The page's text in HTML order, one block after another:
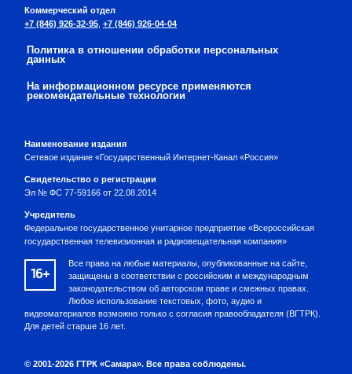
Коммерческий отдел
+7 (846) 926-32-95 +7 (846) 926-04-04
Политика в отношении обработки персональных
данных
На информационном ресурсе применяются
рекомендательные технологии
Наименование издания
Сетевое издание «Государственный Интернет-Канал «Россия»
Свидетельство о регистрации
Эл № ФС 77-59166 от 22.08.2014
Учредитель
Федеральное государственное унитарное предприятие «Всероссийская
государственная телевизионная и радиовещательная компания»
16+
Все права на любые материалы, опубликованные на сайте,
защищены в соответствии с российским и международным
законодательством об авторском праве и смежных правах.
Любое использование текстовых, фото, аудио и
видеоматериалов возможно только с согласия правообладателя (ВГТРК).
Для детей старше 16 лет.
© 2001-2026 ГТРК «Самара». Все права соблюдены.